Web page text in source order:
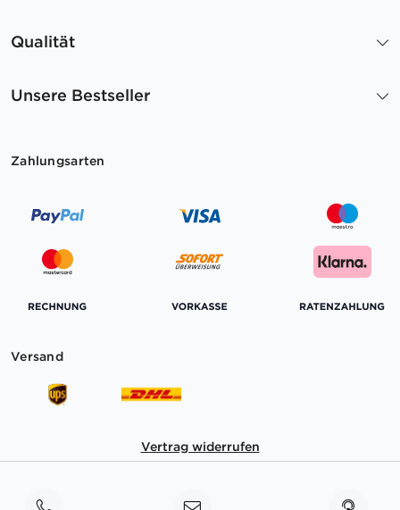
Qualität
Unsere Bestseller
Zahlungsarten
Versand
Vertrag widerrufen